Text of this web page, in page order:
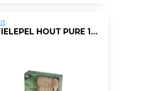
KOFFIELEPEL HOUT PURE 11CM/PK100